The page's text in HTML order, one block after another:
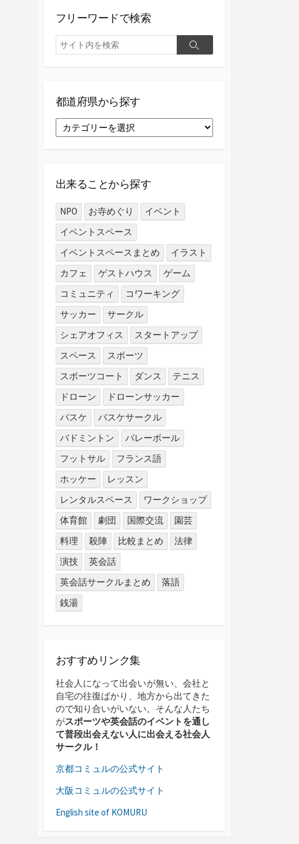
フリーワードで検索
検
索
検
都道府県から探す
都
道
ら
探
す
出来ることから探す
NPO お寺めぐり
イベント
イベントスペース
イベントスペースまとめ
イラスト
カフェ
ゲストハウス
ゲーム
コミュニティ
コワーキング
サッカー
サークル
シェアオフィス
スタートアップ
スペース
スポーツ
スポーツコート
ダンス
テニス
ドローン
ドローンサッカー
バスケ
バスケサークル
バドミントン
バレーボール
フットサル
フランス語
ホッケー
レッスン
レンタルスペース
ワークショップ
体育館
劇団 国際交流
園芸
料理
殺陣 比較まとめ
法律
演技
英会話
英会話サークルまとめ
落語
銭湯
おすすめリンク集
社会人になって出会いが無い、会社と
自宅の往復ばかり、地方から出てきた
ので知り合いがいない。そんな人たち
がスポーツや英会話のイベントを通し
て普段出会えない人に出会える社会人
サークル！
京都コミュルの公式サイト
大阪コミュルの公式サイト
English site of KOMURU